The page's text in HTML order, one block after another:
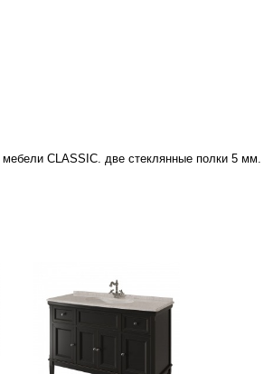
мебели CLASSIC. две стеклянные полки 5 мм.